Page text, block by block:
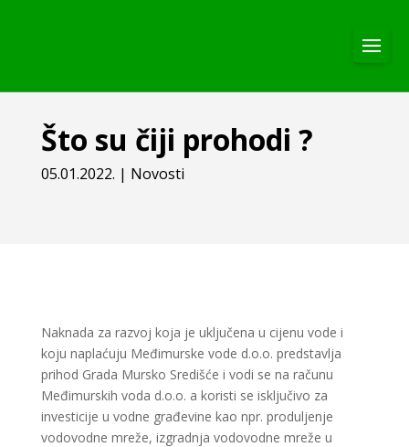
Što su čiji prohodi ?
05.01.2022. | Novosti
Naknada za razvoj koja je uključena u cijenu vode i
koju naplaćuju Međimurske vode d.o.o. predstavlja
prihod Grada Mursko Središće i vodi se na računu
Međimurskih voda d.o.o. a koristi se isključivo za
investicije u vodne građevine kao npr. produljenje
vodovodne mreže, izgradnja vodovodne mreže u